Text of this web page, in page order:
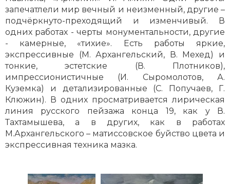
запечатлели мир вечный и неизменный, другие –
подчёркнуто-преходящий и изменчивый. В
одних работах - черты монументальности, другие
- камерные, «тихие». Есть работы яркие,
экспрессивные (М. Архангельский, В. Мехед) и
тонкие, эстетские (В. Плотников),
импрессионистичные (И. Сыромолотов, А.
Куземка) и детализированные (С. Попучаев, Г.
Клюжин). В одних просматривается лирическая
линия русского пейзажа конца 19, как у В.
Тахтамышева, а в других, как в работах
М.Архангельского – матиссовское буйство цвета и
экспрессивная техника мазка.